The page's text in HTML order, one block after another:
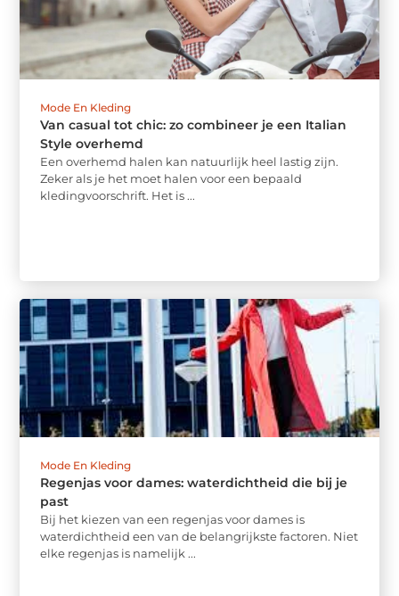
Mode En Kleding
Van casual tot chic: zo combineer je een Italian
Style overhemd
Een overhemd halen kan natuurlijk heel lastig zijn.
Zeker als je het moet halen voor een bepaald
kledingvoorschrift. Het is ...
Mode En Kleding
Regenjas voor dames: waterdichtheid die bij je
past
Bij het kiezen van een regenjas voor dames is
waterdichtheid een van de belangrijkste factoren. Niet
elke regenjas is namelijk ...